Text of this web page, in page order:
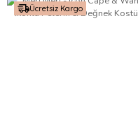
Ücretsiz Kargo